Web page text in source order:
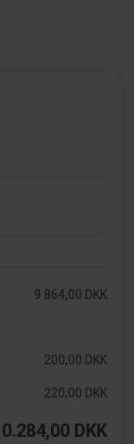
9.864,00 DKK
200,00 DKK
220,00 DKK
DKK